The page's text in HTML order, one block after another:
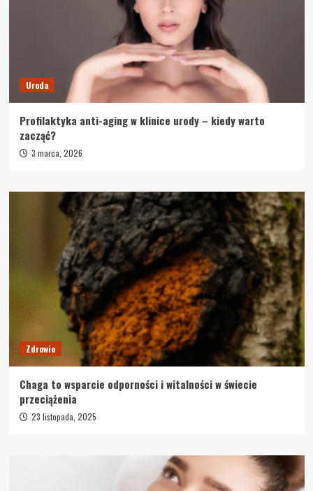
Uroda
Profilaktyka anti-aging w klinice urody – kiedy warto
zacząć?
3 marca, 2026
Zdrowie
Chaga to wsparcie odporności i witalności w świecie
przeciążenia
23 listopada, 2025